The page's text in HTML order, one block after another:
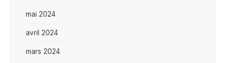
mai 2024
avril 2024
mars 2024